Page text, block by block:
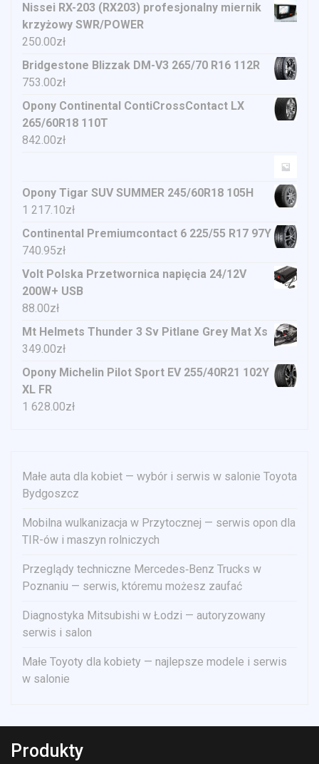
Nissei RX-203 (RX203) profesjonalny miernik
krzyżowy SWR/POWER
250.00zł
Bridgestone Blizzak DM-V3 265/70 R16 112R
753.00zł
Opony Continental ContiCrossContact LX
265/60R18 110T
842.00zł
Opony Tigar SUV SUMMER 245/60R18 105H
1 217.10zł
Continental Premiumcontact 6 225/55 R17 97Y
740.95zł
Volt Polska Przetwornica napięcia 24/12V
200W+ USB
88.00zł
Mt Helmets Thunder 3 Sv Pitlane Grey Mat Xs
349.00zł
Opony Michelin Pilot Sport EV 255/40R21 102Y
XL FR
1 628.00zł
Małe auta dla kobiet — wybór i serwis w salonie Toyota
Bydgoszcz
Mobilna wulkanizacja w Przytocznej — serwis opon dla
TIR-ów i maszyn rolniczych
Przeglądy techniczne Mercedes‑Benz Trucks w
Poznaniu — serwis, któremu możesz zaufać
Diagnostyka Mitsubishi w Łodzi — autoryzowany
serwis i salon
Małe Toyoty dla kobiety — najlepsze modele i serwis
w salonie
Produkty